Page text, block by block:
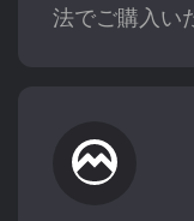
法でご購入い